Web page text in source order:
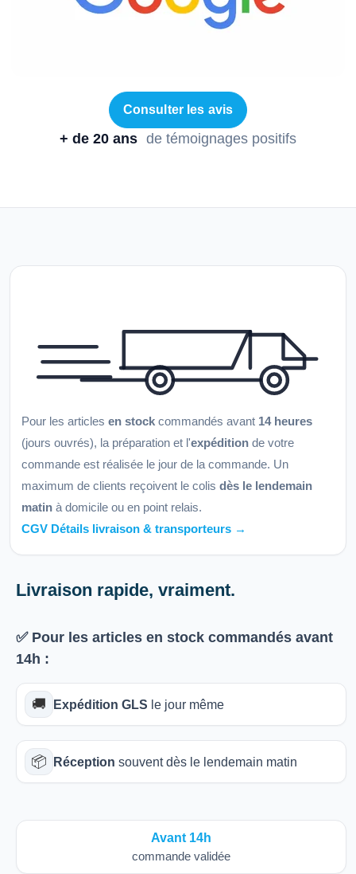
Consulter les avis
+ de 20 ans de témoignages positifs
Pour les articles en stock commandés avant 14 heures
(jours ouvrés), la préparation et l'expédition de votre
commande est réalisée le jour de la commande. Un
maximum de clients reçoivent le colis dès le lendemain
matin à domicile ou en point relais.
CGV Détails livraison & transporteurs →
Livraison rapide, vraiment.
✅ Pour les articles en stock commandés avant
14h :
🚚 Expédition GLS le jour même
📦 Réception souvent dès le lendemain matin
Avant 14h
commande validée